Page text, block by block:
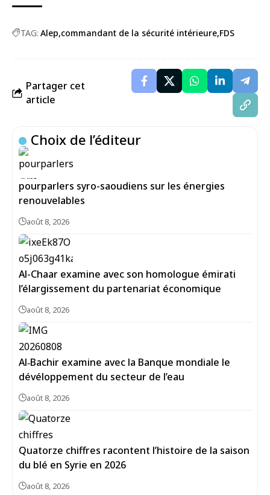
TAG: Alep commandant de la sécurité intérieure FDS
Partager cet
article
Choix de l’éditeur
pourparlers syro-saoudiens sur les énergies
renouvelables
août 8, 2026
Al-Chaar examine avec son homologue émirati
l’élargissement du partenariat économique
août 8, 2026
Al‑Bachir examine avec la Banque mondiale le
dévéloppement du secteur de l’eau
août 8, 2026
Quatorze chiffres racontent l’histoire de la saison
du blé en Syrie en 2026
août 8, 2026